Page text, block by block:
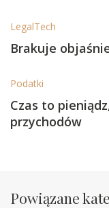
LegalTech
Brakuje
Podatki
Czas to
przychodów
Powiązane